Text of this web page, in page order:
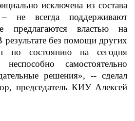
исключена из состава
не всегда поддерживают
предлагаются властью на
без помощи других
по состоянию на сегодня
самостоятельно
решения», -- сделал
председатель КИУ Алексей